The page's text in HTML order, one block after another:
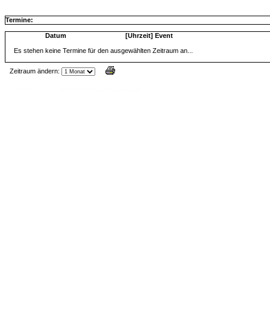
Termine:
Datum [Uhrzeit] Event
Es stehen keine Termine für den ausgewählten Zeitraum an...
Zeitraum ändern: